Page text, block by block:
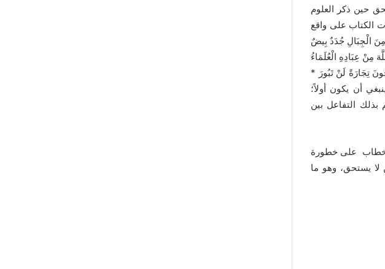
حين ذكر العلوم
الكتاب على واقع
الْجِبَالِ جُدَدٌ بِيضٌ
مِنْ عِبَادِهِ الْعُلَمَاءُ
تِجَارَةً لَنْ تَبُورَ *
إلى العلم؛ فالعلم ينبغي أن يكون أولاً؛
بذلك التفاعل بين
على خطورة
لا يستحق، وهو ما